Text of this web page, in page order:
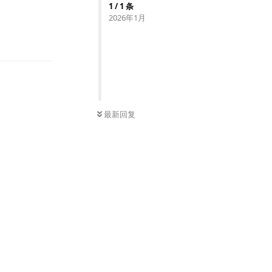
1 /1 条
2026年1月
最新回复